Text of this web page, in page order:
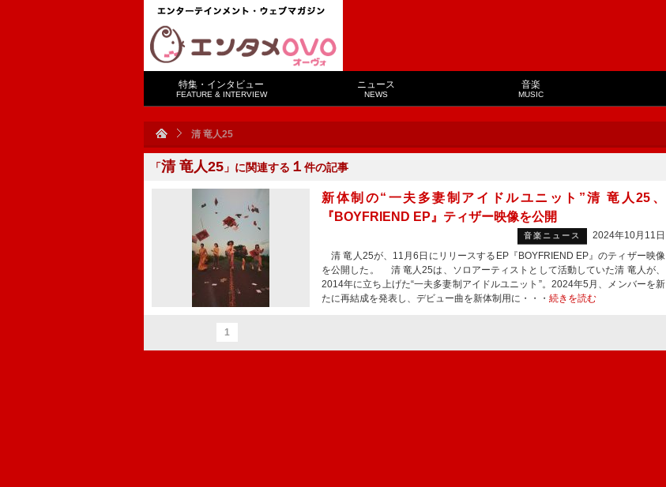
特集・インタビュー
FEATURE & INTERVIEW
ニュース
NEWS
音楽
MUSIC
清 竜人25
「清 竜人25 」に関連する １ 件の記事
新体制の“一夫多妻制アイドルユニット”清 竜人25、
『BOYFRIEND EP』ティザー映像を公開
音楽ニュース
2024年10月11日
清 竜人25が、11月6日にリリースするEP『BOYFRIEND EP』のティザー映像
を公開した。 清 竜人25は、ソロアーティストとして活動していた清 竜人が、
2014年に立ち上げた“一夫多妻制アイドルユニット”。2024年5月、メンバーを新
たに再結成を発表し、デビュー曲を新体制用に・・・ 続きを読む
1